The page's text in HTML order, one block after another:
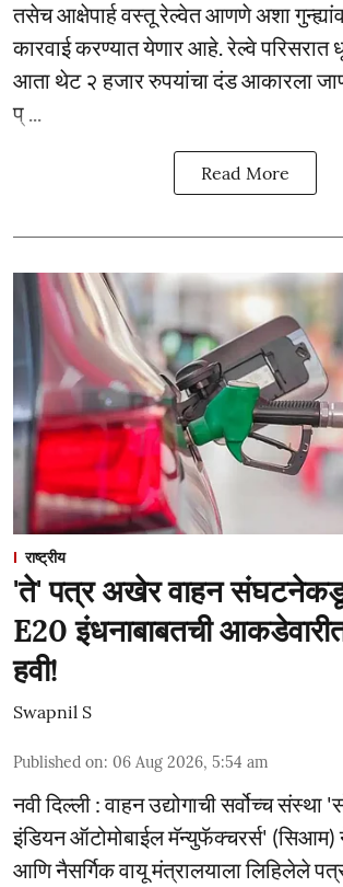
तसेच आक्षेपार्ह वस्तू रेल्वेत आणणे अशा
कारवाई करण्यात येणार आहे. रेल्वे परिसरात
आता थेट २ हजार रुपयांचा दंड आकारला
प् ...
Read More
राष्ट्रीय
'ते' पत्र अखेर वाहन
E20 इंधनाबाबतची
हवी!
Swapnil S
Published on: 06 Aug 2026, 5:54 am
नवी दिल्ली : वाहन उद्योगाची सर्वोच्च
इंडियन ऑटोमोबाईल मॅन्युफॅक्चरर्स' (सिआम)
आणि नैसर्गिक वायू मंत्रालयाला लिहिलेले